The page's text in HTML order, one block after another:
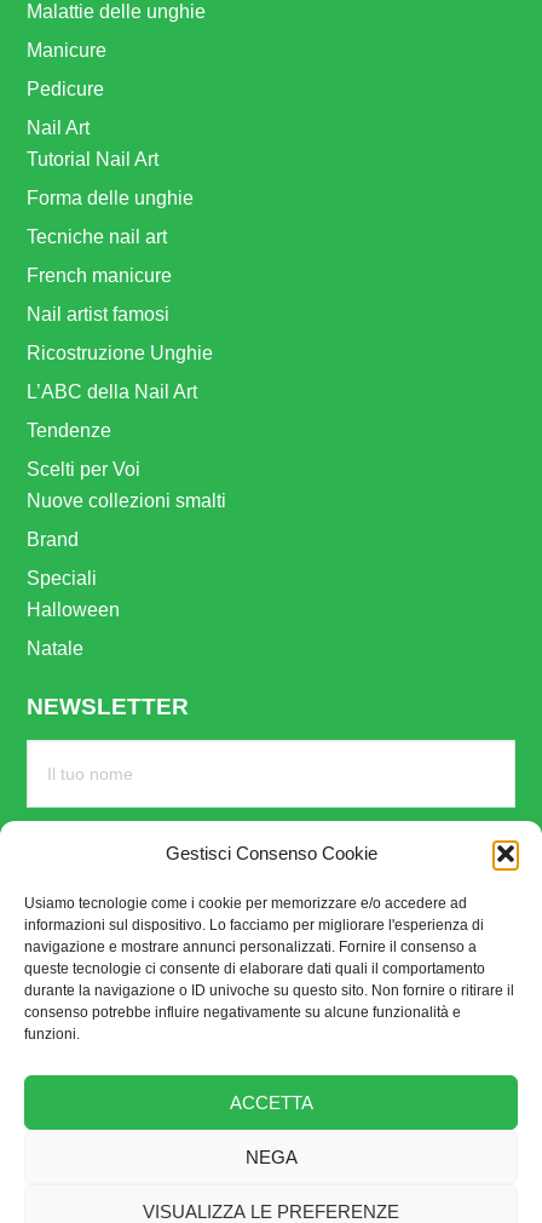
Gestisci Consenso Cookie
Usiamo tecnologie come i cookie per memorizzare e/o accedere ad
informazioni sul dispositivo. Lo facciamo per migliorare l'esperienza di
navigazione e mostrare annunci personalizzati. Fornire il consenso a
queste tecnologie ci consente di elaborare dati quali il comportamento
durante la navigazione o ID univoche su questo sito. Non fornire o ritirare il
consenso potrebbe influire negativamente su alcune funzionalità e
funzioni.
ACCETTA
NEGA
VISUALIZZA LE PREFERENZE
Malattie delle unghie
Manicure
Pedicure
Nail Art
Tutorial Nail Art
Forma delle unghie
Tecniche nail art
French manicure
Nail artist famosi
Ricostruzione Unghie
L’ABC della Nail Art
Tendenze
Scelti per Voi
Nuove collezioni smalti
Brand
Speciali
Halloween
Natale
NEWSLETTER
SEGUICI SU